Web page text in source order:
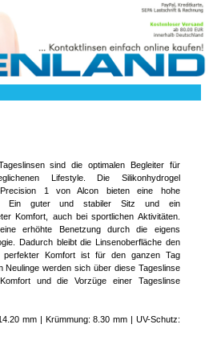
sind die optimalen Begleiter für
Lifestyle. Die Silikonhydrogel
Precision 1 von Alcon bieten eine hohe
Ein guter und stabiler Sitz und ein
Komfort, auch bei sportlichen Aktivitäten.
erhöhte Benetzung durch die eigens
Dadurch bleibt die Linsenoberfläche den
Komfort ist für den ganzen Tag
Neulinge werden sich über diese Tageslinse
und die Vorzüge einer Tageslinse
mm | Krümmung: 8.30 mm | UV-Schutz: